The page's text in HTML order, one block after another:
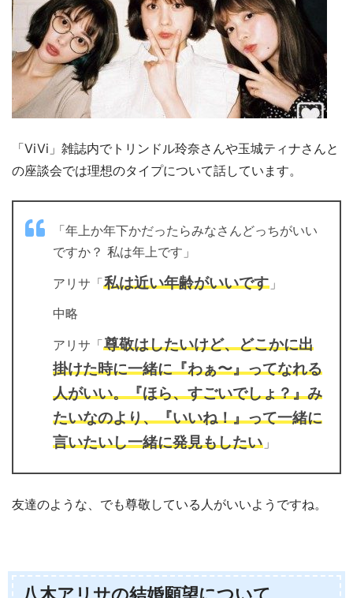
「ViVi」雑誌内でトリンドル玲奈さんや玉城ティナさんと
の座談会では理想のタイプについて話しています。
「年上か年下かだったらみなさんどっちがいい
ですか？ 私は年上です」
アリサ「私は近い年齢がいいです 」
中略
アリサ「尊敬はしたいけど、どこかに出
掛けた時に一緒に『わぁ〜』ってなれる
人がいい。『ほら、すごいでしょ？』み
たいなのより、『いいね！』って一緒に
言いたいし一緒に発見もしたい 」
友達のような、でも尊敬している人がいいようですね。
八木アリサの結婚願望について